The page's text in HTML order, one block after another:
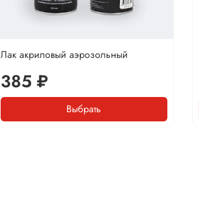
Лак акриловый аэрозольный
385 ₽
Выбрать